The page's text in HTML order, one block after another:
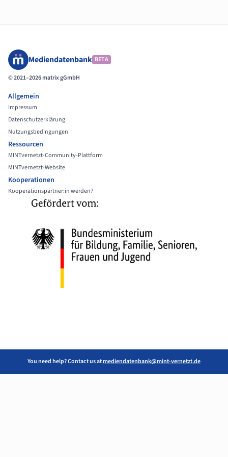
Mediendatenbank BETA
© 2021–2026 matrix gGmbH
Allgemein
Impressum
Datenschutzerklärung
Nutzungsbedingungen
Ressourcen
MINTvernetzt-Community-Plattform
MINTvernetzt-Website
Kooperationen
Kooperationspartner:in werden?
You need help? Contact us atmediendatenbank@mint-vernetzt.de